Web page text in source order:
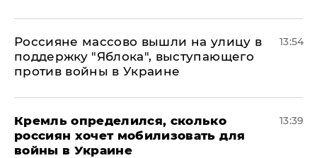
Россияне массово вышли на улицу в
поддержку "Яблока", выступающего
против войны в Украине
13:54
Кремль определился, сколько
россиян хочет мобилизовать для
войны в Украине
13:39